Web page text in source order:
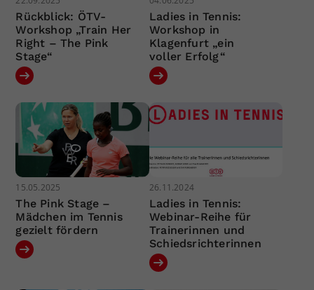
Rückblick: ÖTV-
Workshop „Train Her
Right – The Pink
Stage“
Ladies in Tennis:
Workshop in
Klagenfurt „ein
voller Erfolg“
15.05.2025
The Pink Stage –
Mädchen im Tennis
gezielt fördern
26.11.2024
Ladies in Tennis:
Webinar-Reihe für
Trainerinnen und
Schiedsrichterinnen